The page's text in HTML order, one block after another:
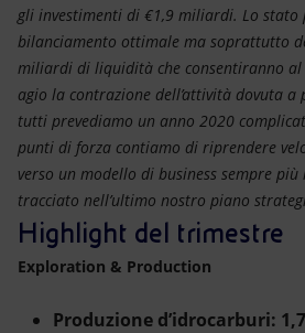
gli investimenti di €1,9 miliardi. Lo stato
bilanciamento ottimale ma soprattutto
miliardi di liquidità che consentiranno al
agio la contrazione dell’attività dovuta a
tutti prevediamo un anno 2020
punti di forza contiamo di riprendere
verso un modello di business sempre
tracciato nell’ultimo nostro piano
Highlight del trimestre
Exploration & Production
Produzione d’idrocarburi: